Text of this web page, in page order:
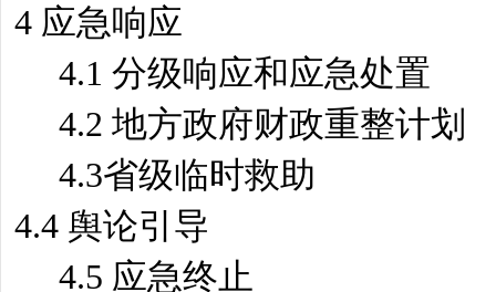
4 应急响应
4.1 分级响应和应急处置
4.2 地方政府财政重整计划
4.3省级临时救助
4.4 舆论引导
4.5 应急终止